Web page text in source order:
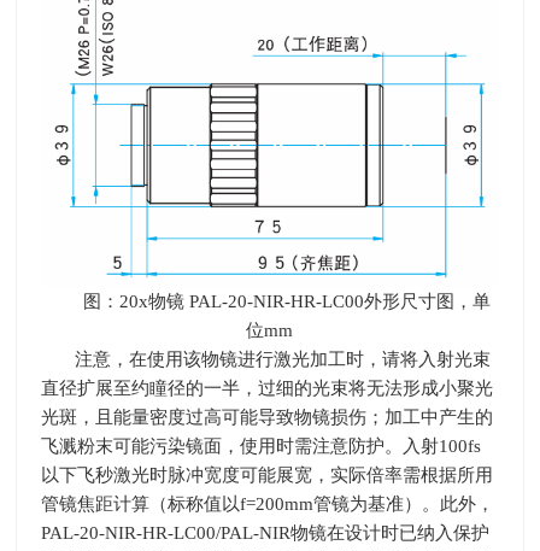
图： 20x物镜 PAL-20-NIR-HR-LC00外形尺寸图，单
位mm
注意，在使用该物镜进行激光加工时，请将入射光束
直径扩展至约瞳径的一半，过细的光束将无法形成小聚光
光斑，且能量密度过高可能导致物镜损伤；加工中产生的
飞溅粉末可能污染镜面，使用时需注意防护。入射100fs
以下飞秒激光时脉冲宽度可能展宽，实际倍率需根据所用
管镜焦距计算（标称值以f=200mm管镜为基准）。此外，
PAL-20-NIR-HR-LC00/PAL-NIR物镜在设计时已纳入保护